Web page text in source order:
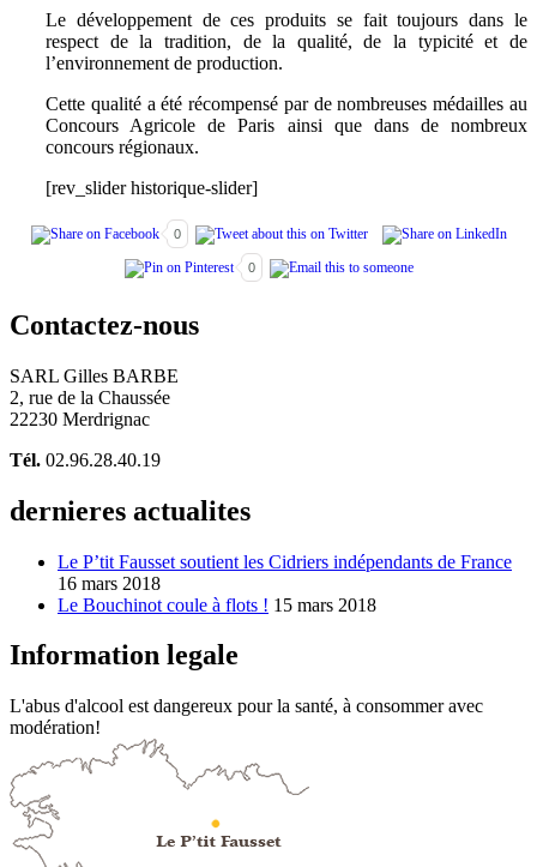
Le développement de ces produits se fait toujours dans le
respect de la tradition, de la qualité, de la typicité et de
l’environnement de production.
Cette qualité a été récompensé par de nombreuses médailles au
Concours Agricole de Paris ainsi que dans de nombreux
concours régionaux.
[rev_slider historique-slider]
0
0
Contactez-nous
SARL Gilles BARBE
2, rue de la Chaussée
22230 Merdrignac
Tél. 02.96.28.40.19
dernieres actualites
Le P’tit Fausset soutient les Cidriers indépendants de France
16 mars 2018
Le Bouchinot coule à flots ! 15 mars 2018
Information legale
L'abus d'alcool est dangereux pour la santé, à consommer avec
modération!